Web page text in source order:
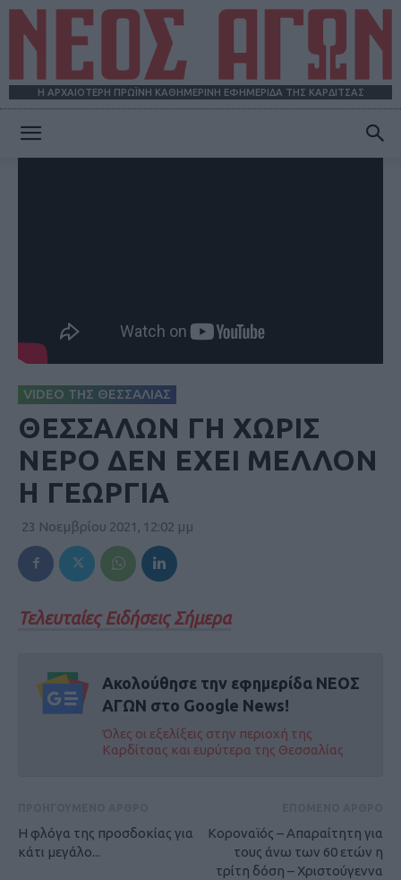
Η ΑΡΧΑΙΟΤΕΡΗ ΠΡΩΪΝΗ ΚΑΘΗΜΕΡΙΝΗ ΕΦΗΜΕΡΙΔΑ ΤΗΣ ΚΑΡΔΙΤΣΑΣ
VIDEO ΤΗΣ ΘΕΣΣΑΛΙΑΣ
ΘΕΣΣΑΛΩΝ ΓΗ ΧΩΡΙΣ
ΝΕΡΟ ΔΕΝ ΕΧΕΙ ΜΕΛΛΟΝ
Η ΓΕΩΡΓΙΑ
23 Νοεμβρίου 2021, 12:02 μμ
Τελευταίες Ειδήσεις Σήμερα
Ακολούθησε την εφημερίδα ΝΕΟΣ
ΑΓΩΝ στο Google News!
Όλες οι εξελίξεις στην περιοχή της
Καρδίτσας και ευρύτερα της Θεσσαλίας
Η φλόγα της προσδοκίας για
κάτι μεγάλο...
Κοροναϊός – Απαραίτητη για
τους άνω των 60 ετών η
τρίτη δόση – Χριστούγεννα